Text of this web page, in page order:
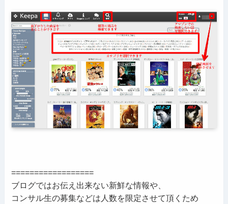
==================
ブログではお伝え出来ない新鮮な情報や、
コンサル生の募集などは人数を限定させて頂くため